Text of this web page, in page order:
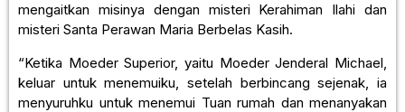
mengaitkan misinya dengan misteri Kerahiman Ilahi dan
misteri Santa Perawan Maria Berbelas Kasih.
“Ketika Moeder Superior, yaitu Moeder Jenderal Michael,
keluar untuk menemuiku, setelah berbincang sejenak, ia
menyuruhku untuk menemui Tuan rumah dan menanyakan